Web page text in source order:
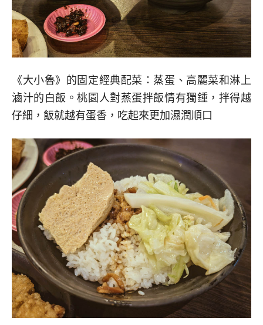
《大小魯》的固定經典配菜：蒸蛋、高麗菜和淋上
滷汁的白飯。桃園人對蒸蛋拌飯情有獨鍾，拌得越
仔細，飯就越有蛋香，吃起來更加濕潤順口